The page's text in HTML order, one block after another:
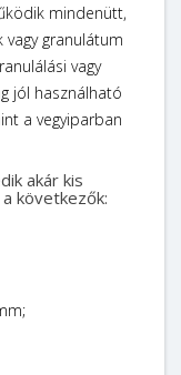
mindenütt,
granulátum
vagy
jól használható
a vegyiparban
akár kis
következők: